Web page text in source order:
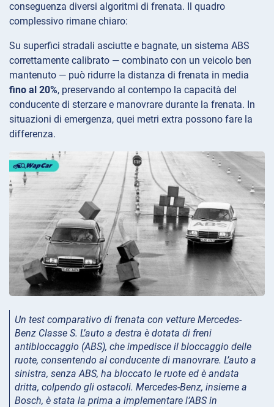
conseguenza diversi algoritmi di frenata. Il quadro
complessivo rimane chiaro:
Su superfici stradali asciutte e bagnate, un sistema ABS
correttamente calibrato — combinato con un veicolo ben
mantenuto — può ridurre la distanza di frenata in media
fino al 20%, preservando al contempo la capacità del
conducente di sterzare e manovrare durante la frenata. In
situazioni di emergenza, quei metri extra possono fare la
differenza.
Un test comparativo di frenata con vetture Mercedes-
Benz Classe S. L’auto a destra è dotata di freni
antibloccaggio (ABS), che impedisce il bloccaggio delle
ruote, consentendo al conducente di manovrare. L’auto a
sinistra, senza ABS, ha bloccato le ruote ed è andata
dritta, colpendo gli ostacoli. Mercedes-Benz, insieme a
Bosch, è stata la prima a implementare l’ABS in